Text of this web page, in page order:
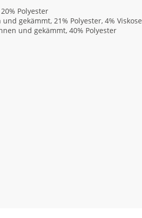
Polyester
gekämmt, 21% Polyester, 4% Viskose
und gekämmt, 40% Polyester